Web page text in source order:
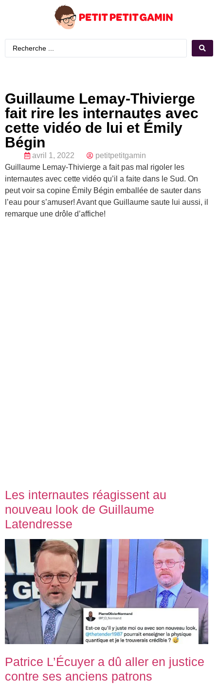
Guillaume Lemay-Thivierge
fait rire les internautes avec
cette vidéo de lui et Émily
Bégin
avril 1, 2022
petitpetitgamin
Guillaume Lemay-Thivierge a fait pas mal rigoler les
internautes avec cette vidéo qu’il a faite dans le Sud. On
peut voir sa copine Émily Bégin emballée de sauter dans
l’eau pour s’amuser! Avant que Guillaume saute lui aussi, il
remarque une drôle d’affiche!
Les internautes réagissent au
nouveau look de Guillaume
Latendresse
Patrice L’Écuyer a dû aller en justice
contre ses anciens patrons